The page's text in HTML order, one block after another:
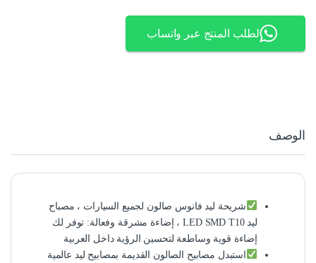
لطلب المنتج عبر واتساب
الوصف
شريحة ليد فانوس صالون لجميع السيارات ، مصباح
ليد LED SMD T10 ، إضاءة مشرقة وفعالة: توفر لك
إضاءة قوية وساطعة لتحسين الرؤية داخل العربية
استبدل مصابيح الصالون القديمة بمصابيح ليد عالمية